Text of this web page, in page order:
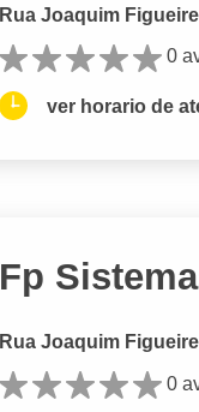
Rua Joaquim
0
ver horario de
Fp
Rua Joaquim
0